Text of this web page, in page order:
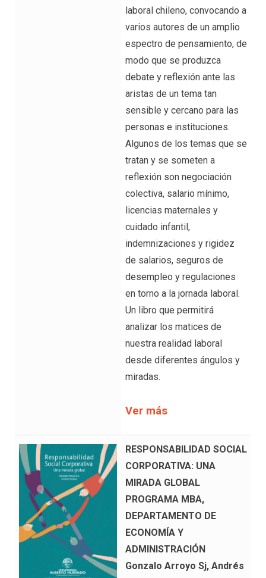
laboral chileno, convocando a
varios autores de un amplio
espectro de pensamiento, de
modo que se produzca
debate y reflexión ante las
aristas de un tema tan
sensible y cercano para las
personas e instituciones.
Algunos de los temas que se
tratan y se someten a
reflexión son negociación
colectiva, salario mínimo,
licencias maternales y
cuidado infantil,
indemnizaciones y rigidez
de salarios, seguros de
desempleo y regulaciones
en torno a la jornada laboral.
Un libro que permitirá
analizar los matices de
nuestra realidad laboral
desde diferentes ángulos y
miradas.
Ver más
RESPONSABILIDAD SOCIAL
CORPORATIVA: UNA
MIRADA GLOBAL
PROGRAMA MBA,
DEPARTAMENTO DE
ECONOMÍA Y
ADMINISTRACIÓN
Gonzalo Arroyo Sj, Andrés